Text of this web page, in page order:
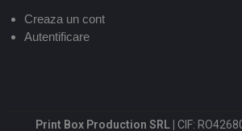
Creaza un cont
Autentificare
Print Box Production SRL | CIF: